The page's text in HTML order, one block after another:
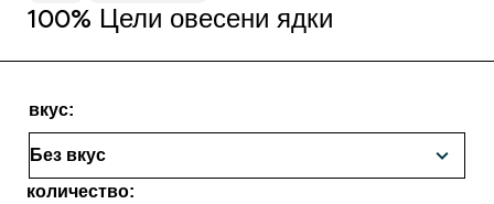
100% Цели овесени ядки
вкус:
количество: